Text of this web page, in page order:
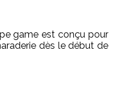
game est conçu pour
dès le début de